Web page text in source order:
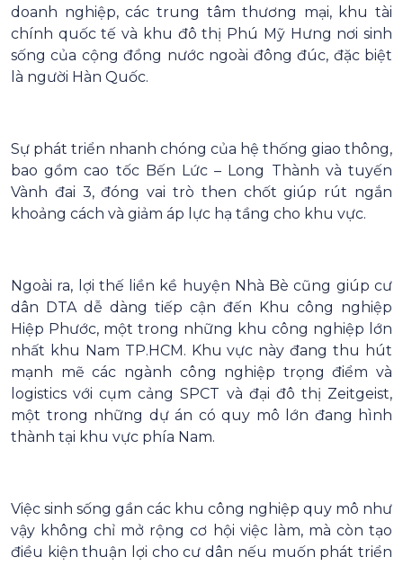
doanh nghiệp, các trung tâm thương mại, khu tài
chính quốc tế và khu đô thị Phú Mỹ Hưng nơi sinh
sống của cộng đồng nước ngoài đông đúc, đặc biệt
là người Hàn Quốc.
Sự phát triển nhanh chóng của hệ thống giao thông,
bao gồm cao tốc Bến Lức – Long Thành và tuyến
Vành đai 3, đóng vai trò then chốt giúp rút ngắn
khoảng cách và giảm áp lực hạ tầng cho khu vực.
Ngoài ra, lợi thế liền kề huyện Nhà Bè cũng giúp cư
dân DTA dễ dàng tiếp cận đến Khu công nghiệp
Hiệp Phước, một trong những khu công nghiệp lớn
nhất khu Nam TP.HCM. Khu vực này đang thu hút
mạnh mẽ các ngành công nghiệp trọng điểm và
logistics với cụm cảng SPCT và đại đô thị Zeitgeist,
một trong những dự án có quy mô lớn đang hình
thành tại khu vực phía Nam.
Việc sinh sống gần các khu công nghiệp quy mô như
vậy không chỉ mở rộng cơ hội việc làm, mà còn tạo
điều kiện thuận lợi cho cư dân nếu muốn phát triển